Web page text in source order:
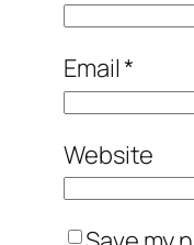
Email*
Website